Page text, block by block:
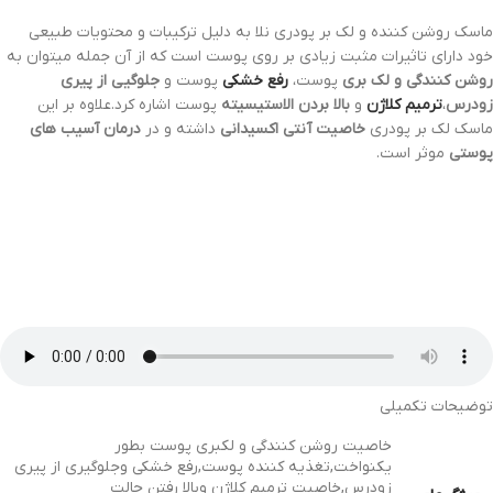
ماسک روشن کننده و لک بر پودری نلا به دلیل ترکیبات و محتویات طبیعی
خود دارای تاثیرات مثبت زیادی بر روی پوست است که از آن جمله میتوان به
روشن کنندگی و لک بری پوست، رفع خشکی پوست و جلوگیی از پیری
زودرس،ترمیم کلاژن و بالا بردن الاستیسیته پوست اشاره کرد.علاوه بر این
ماسک لک بر پودری خاصیت آنتی اکسیدانی داشته و در درمان آسیب های
پوستی موثر است.
توضیحات تکمیلی
خاصیت روشن کنندگی و لکبری پوست بطور
یکنواخت,تغذیه کننده پوست,رفع خشکی وجلوگیری از پیری
زودرس,خاصیت ترمیم کلاژن وبالا رفتن حالت